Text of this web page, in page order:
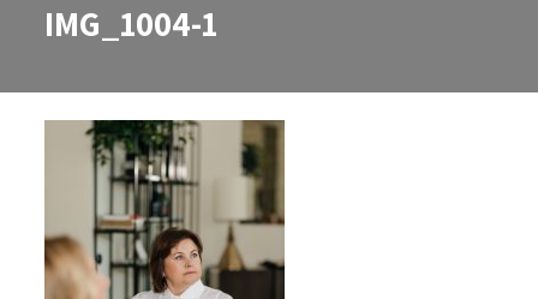
IMG_1004-1
IMG_1004-1